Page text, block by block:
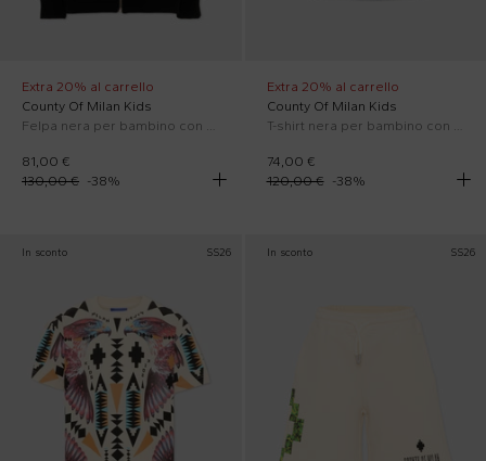
Extra 20% al carrello
County Of Milan Kids
Felpa nera per bambino con ali
81,00 €
130,00 € -38%
Extra 20% al carrello
County Of Milan Kids
T-shirt nera per bambino con ali
74,00 €
120,00 €
-38%
In sconto SS26 In sconto SS26